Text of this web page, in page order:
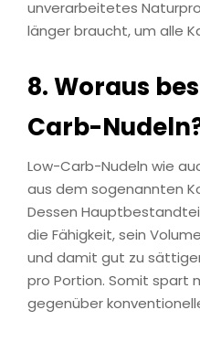
unverarbeitetes
länger braucht, um alle
8. Woraus
Carb-
Low-Carb-Nudeln wie
aus dem sogenannten
Dessen
die Fähigkeit, sein
und damit gut zu
pro Portion. Somit spart
gegenüber